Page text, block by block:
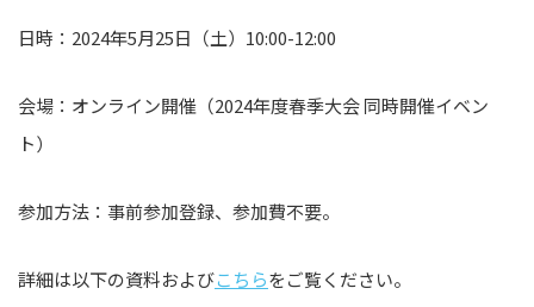
日時：2024年5月25日（土）10:00-12:00
会場：オンライン開催（2024年度春季大会 同時開催イベン
ト）
参加方法：事前参加登録、参加費不要。
詳細は以下の資料およびこちらをご覧ください。